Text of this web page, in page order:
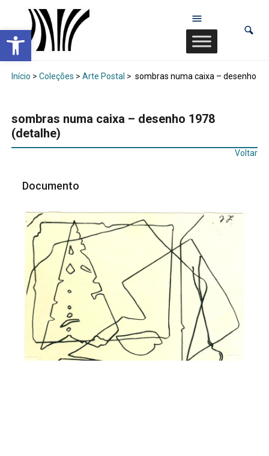
Abrir a barra de ferramentas
Início > Coleções > Arte Postal > sombras numa caixa – desenho
sombras numa caixa – desenho 1978
(detalhe)
Voltar
Documento